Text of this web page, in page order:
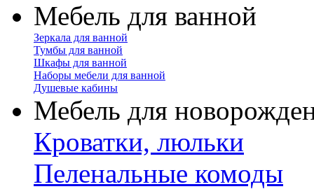
Мебель для ванной
Зеркала для ванной
Тумбы для ванной
Шкафы для ванной
Наборы мебели для ванной
Душевые кабины
Мебель для
Кроватки, люльки
Пеленальные комоды